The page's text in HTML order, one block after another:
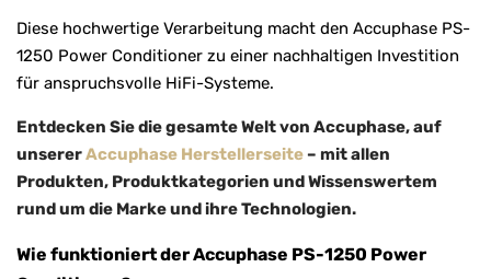
Diese hochwertige Verarbeitung macht den Accuphase PS-
1250 Power Conditioner zu einer nachhaltigen Investition
für anspruchsvolle HiFi-Systeme.
Entdecken Sie die gesamte Welt von Accuphase, auf
unsererAccuphase Herstellerseite– mit allen
Produkten, Produktkategorien und Wissenswertem
rund um die Marke und ihre Technologien.
Wie funktioniert der Accuphase PS-1250 Power